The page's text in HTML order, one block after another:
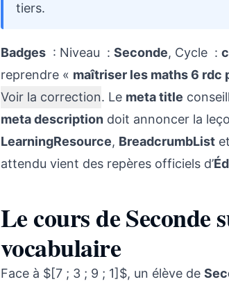
tiers.
Badges: Niveau : Seconde, Cycle :
reprendre « maîtriser les maths 6 rdc
Voir la correction. Le meta title
meta descriptiondoit annoncer la
LearningResource, BreadcrumbListet
attendu vient des repères officiels d’
Le cours de
vocabulaire
Face à $[7 ; 3 ; 9 ; 1]$, un élève de